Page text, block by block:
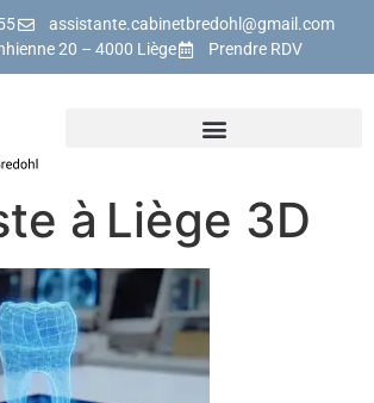
assistante.cabinetbredohl@gmail.com
20 – 4000 Liège
Prendre RDV
à Liège 3D